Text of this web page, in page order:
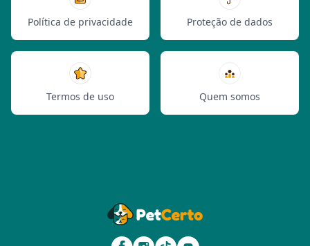
Política de privacidade Proteção de dados
Termos de uso Quem somos